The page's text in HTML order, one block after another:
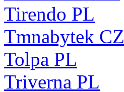
Tirendo PL
Tmnabytek CZ
Tolpa PL
Triverna PL